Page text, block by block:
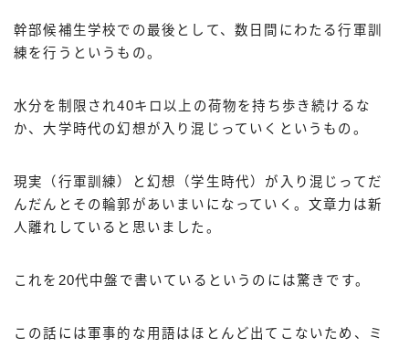
幹部候補生学校での最後として、数日間にわたる行軍訓
練を行うというもの。
水分を制限され40キロ以上の荷物を持ち歩き続けるな
か、大学時代の幻想が入り混じっていくというもの。
現実（行軍訓練）と幻想（学生時代）が入り混じってだ
んだんとその輪郭があいまいになっていく。文章力は新
人離れしていると思いました。
これを20代中盤で書いているというのには驚きです。
この話には軍事的な用語はほとんど出てこないため、ミ